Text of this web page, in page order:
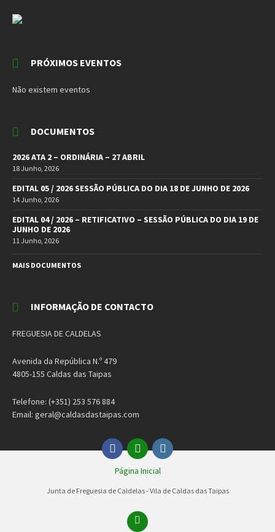
PRÓXIMOS EVENTOS
Não existem eventos
DOCUMENTOS
2026 ATA 2 – ORDINÁRIA – 27 ABRIL
18 Junho, 2026
EDITAL 05 / 2026 SESSÃO PÚBLICA DO DIA 18 DE JUNHO DE 2026
14 Junho, 2026
EDITAL 04 / 2026 – RETIFICATIVO – SESSÃO PÚBLICA DO DIA 19 DE
JUNHO DE 2026
11 Junho, 2026
MAIS DOCUMENTOS
INFORMAÇÃO DE CONTACTO
FREGUESIA DE CALDELAS
Avenida da República N.º 479
4805-155 Caldas das Taipas
Telefone: (+351) 253 576 884
Email: geral@caldasdastaipas.com
Facebook
EmailInstagram
Página Inicial
Junta de Freguesia de Caldelas - Vila de Caldas das Taipas